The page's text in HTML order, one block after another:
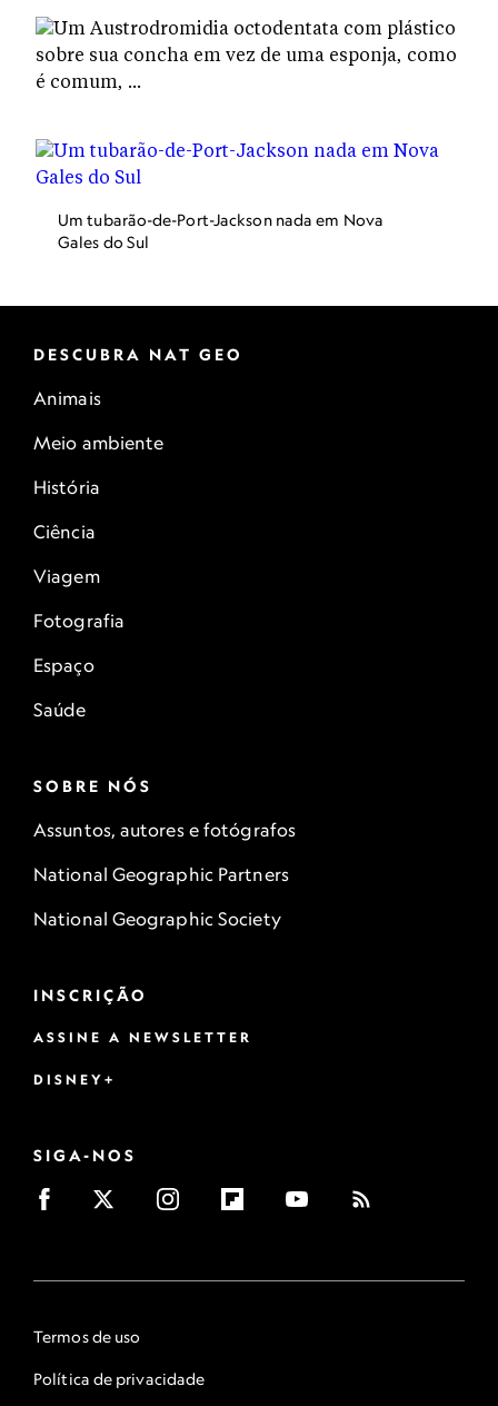
Um tubarão-de-Port-Jackson nada em Nova
Gales do Sul
DESCUBRA NAT GEO
Animais
Meio ambiente
História
Ciência
Viagem
Fotografia
Espaço
Saúde
SOBRE NÓS
Assuntos, autores e fotógrafos
National Geographic Partners
National Geographic Society
INSCRIÇÃO
ASSINE A NEWSLETTER
DISNEY+
SIGA-NOS
Termos de uso
Política de privacidade